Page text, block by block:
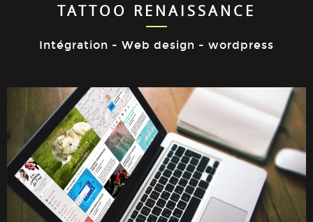
TATTOO RENAISSANCE
Intégration - Web design - wordpress